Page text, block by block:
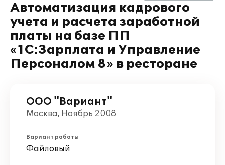
Автоматизация кадрового
учета и расчета заработной
платы на базе ПП
«1С:Зарплата и Управление
Персоналом 8» в ресторане
ООО "Вариант"
Москва, Ноябрь 2008
Вариант работы
Файловый